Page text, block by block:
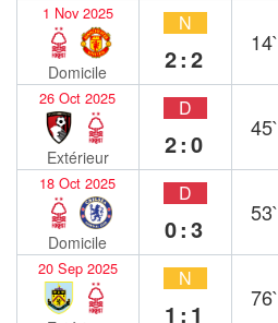
1 Nov 2025
Domicile
N
2:2
14`
26 Oct 2025
Extérieur
D
2:0
45`
18 Oct 2025
Domicile
D
0:3
53`
20 Sep 2025 N
1:1
76`